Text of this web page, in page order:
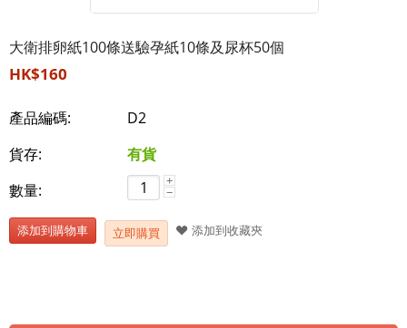
大衛排卵紙100條送驗孕紙10條及尿杯50個
HK$160
產品編碼:
D2
貨存:
有貨
數量:
+
−
添加到購物車 立即購買 添加到收藏㚒